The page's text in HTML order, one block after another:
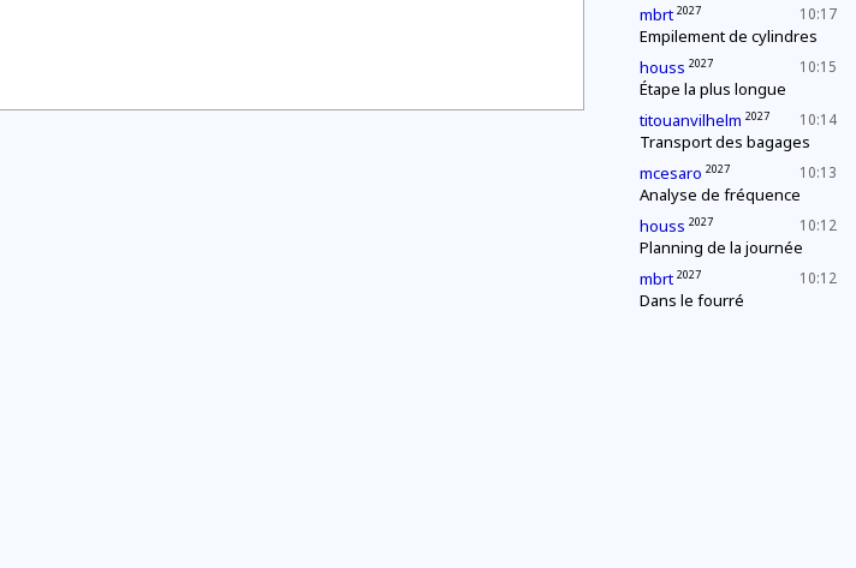
10:17
mbrt 2027
Empilement de cylindres
10:15
houss 2027
Étape la plus longue
10:14
titouanvilhelm 2027
Transport des bagages
10:13
mcesaro 2027
Analyse de fréquence
10:12
houss 2027
Planning de la journée
10:12
mbrt 2027
Dans le fourré